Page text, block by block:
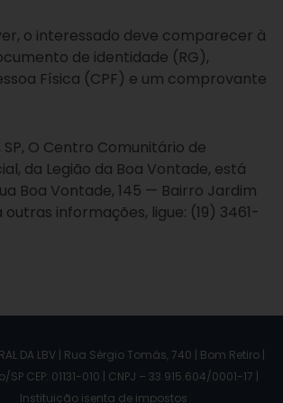
o interessado deve comparecer à
de identidade (RG),
Física (CPF) e um comprovante
O Centro Comunitário de
da Legião da Boa Vontade, está
Boa Vontade, 145 — Bairro Jardim
outras informações, ligue: (19) 3461-
DA LBV | Rua Sérgio Tomás, 740 | Bom Retiro |
CEP: 01131-010 | CNPJ – 33.915.604/0001-17 |
Instituição isenta de impostos